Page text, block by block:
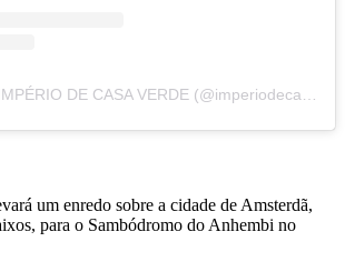
um enredo sobre a cidade de Amsterdã,
para o Sambódromo do Anhembi no